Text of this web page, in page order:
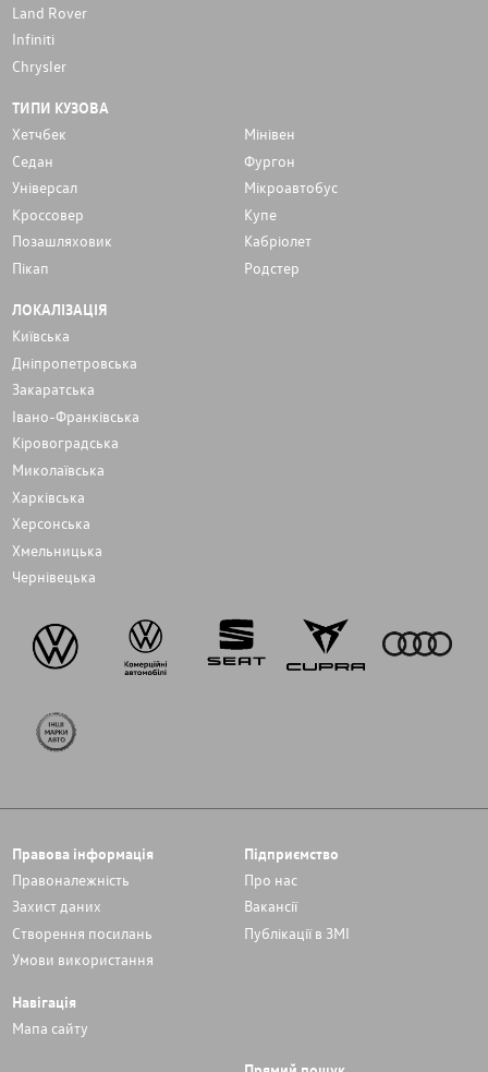
Land Rover
Infiniti
Chrysler
ТИПИ КУЗОВА
Хетчбек
Мінівен
Седан
Фургон
Унiверсал
Мікроавтобус
Кроссовер
Купе
Позашляховик
Кабріолет
Пікап
Родстер
ЛОКАЛІЗАЦІЯ
Київська
Дніпропетровська
Закаратська
Івано-Франківська
Кіровоградська
Миколаївська
Харківська
Херсонська
Хмельницька
Чернівецька
Правова інформація
Правоналежність
Захист даних
Cтворення посилань
Умови використання
Підприємство
Про нас
Вакансії
Публікації в ЗМІ
Навігація
Мапа сайту